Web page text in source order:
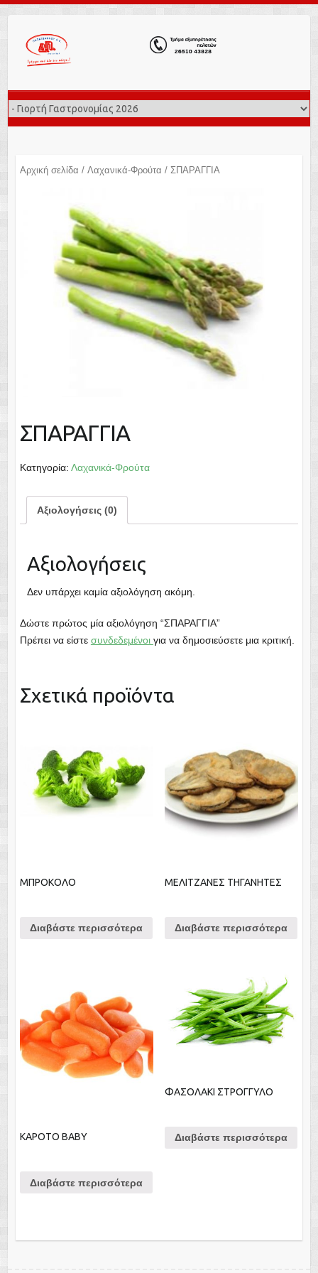
Αρχική σελίδα / Λαχανικά-Φρούτα / ΣΠΑΡΑΓΓΙΑ
ΣΠΑΡΑΓΓΙΑ
Κατηγορία: Λαχανικά-Φρούτα
Αξιολογήσεις (0)
Αξιολογήσεις
Δεν υπάρχει καμία αξιολόγηση ακόμη.
Δώστε πρώτος μία αξιολόγηση “ΣΠΑΡΑΓΓΙΑ”
Πρέπει να είστε συνδεδεμένοι για να δημοσιεύσετε μια κριτική.
Σχετικά προϊόντα
ΜΠΡΟΚΟΛΟ
Διαβάστε περισσότερα
ΜΕΛΙΤΖΑΝΕΣ ΤΗΓΑΝΗΤΕΣ
Διαβάστε περισσότερα
ΚΑΡΟΤΟ ΒΑΒΥ
Διαβάστε περισσότερα
ΦΑΣΟΛΑΚΙ ΣΤΡΟΓΓΥΛΟ
Διαβάστε περισσότερα